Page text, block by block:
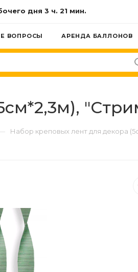
дня 3 ч. 21 мин.
ВОПРОСЫ АРЕНДА БАЛЛОНОВ
Набор креповых лент для декора